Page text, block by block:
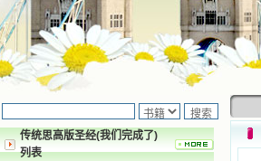
传统思高版圣经(我们完成了)
列表